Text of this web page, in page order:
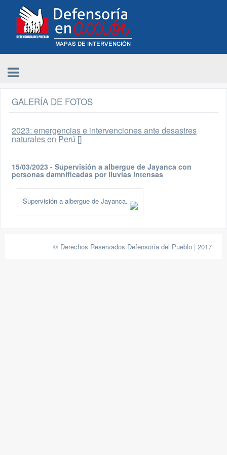
GALERÍA DE FOTOS
2023: emergencias e intervenciones ante desastres
naturales en Perú []
15/03/2023 - Supervisión a albergue de Jayanca con
personas damnificadas por lluvias intensas
Supervisión a albergue de Jayanca.
© Derechos Reservados Defensoría del Pueblo | 2017